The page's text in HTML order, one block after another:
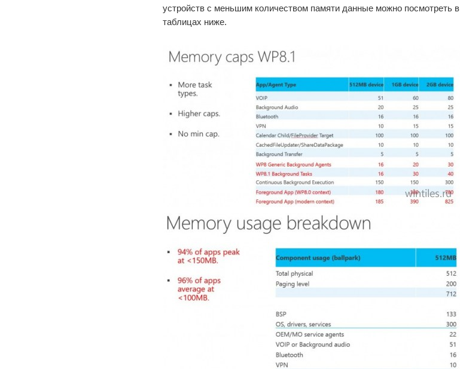
устройств с меньшим количеством памяти данные можно посмотреть в
таблицах ниже.